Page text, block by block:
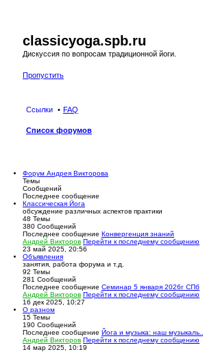
classicyoga.spb.ru
Дискуссия по вопросам традиционной йоги.
Пропустить
Ссылки FAQ
Список форумов
Форум Андрея Викторова
Темы
Сообщений
Последнее сообщение
Классическая Йога
обсуждение различных аспектов практики
48 Темы
380 Сообщений
Последнее сообщение Конвергенция знаний
Андрей Викторов Перейти к последнему сообщению
23 май 2025, 20:56
Объявления
занятия, работа форума и т.д.
92 Темы
281 Сообщений
Последнее сообщение Семинар 5 января 2026г СПб
Андрей Викторов Перейти к последнему сообщению
16 дек 2025, 10:27
О разном
15 Темы
190 Сообщений
Последнее сообщение Йога и музыка: наш музыкаль...
Андрей Викторов Перейти к последнему сообщению
14 мар 2025, 10:19